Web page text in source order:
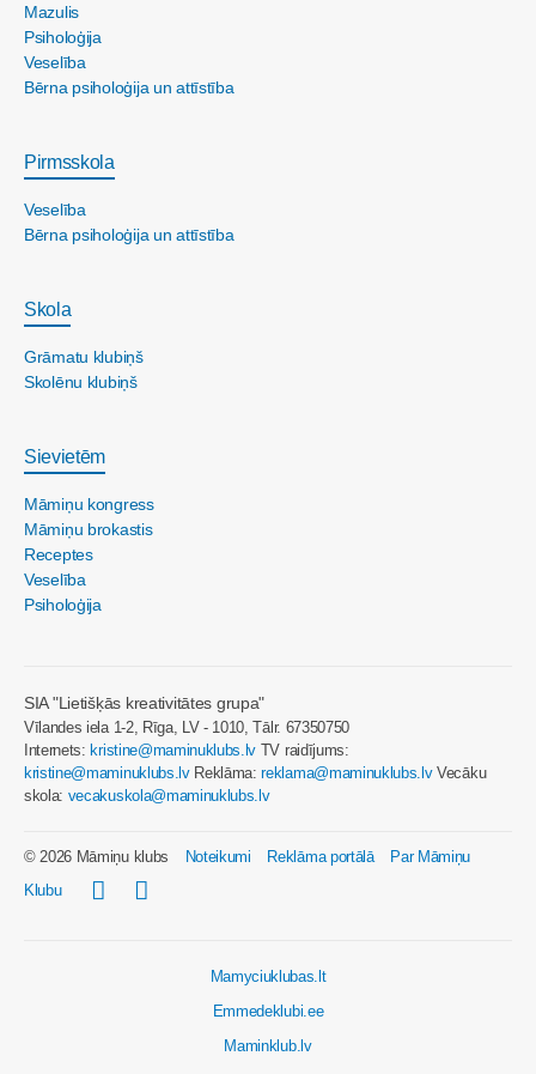
Mazulis
Psiholoģija
Veselība
Bērna psiholoģija un attīstība
Pirmsskola
Veselība
Bērna psiholoģija un attīstība
Skola
Grāmatu klubiņš
Skolēnu klubiņš
Sievietēm
Māmiņu kongress
Māmiņu brokastis
Receptes
Veselība
Psiholoģija
SIA "Lietišķās kreativitātes grupa"
Vīlandes iela 1-2, Rīga, LV - 1010, Tālr. 67350750
Internets:kristine@maminuklubs.lv TV raidījums:
kristine@maminuklubs.lvReklāma:reklama@maminuklubs.lvVecāku
skola: vecakuskola@maminuklubs.lv
© 2026 Māmiņu klubs Noteikumi Reklāma portālā
Par Māmiņu
Klubu
Mamyciuklubas.lt
Emmedeklubi.ee
Maminklub.lv